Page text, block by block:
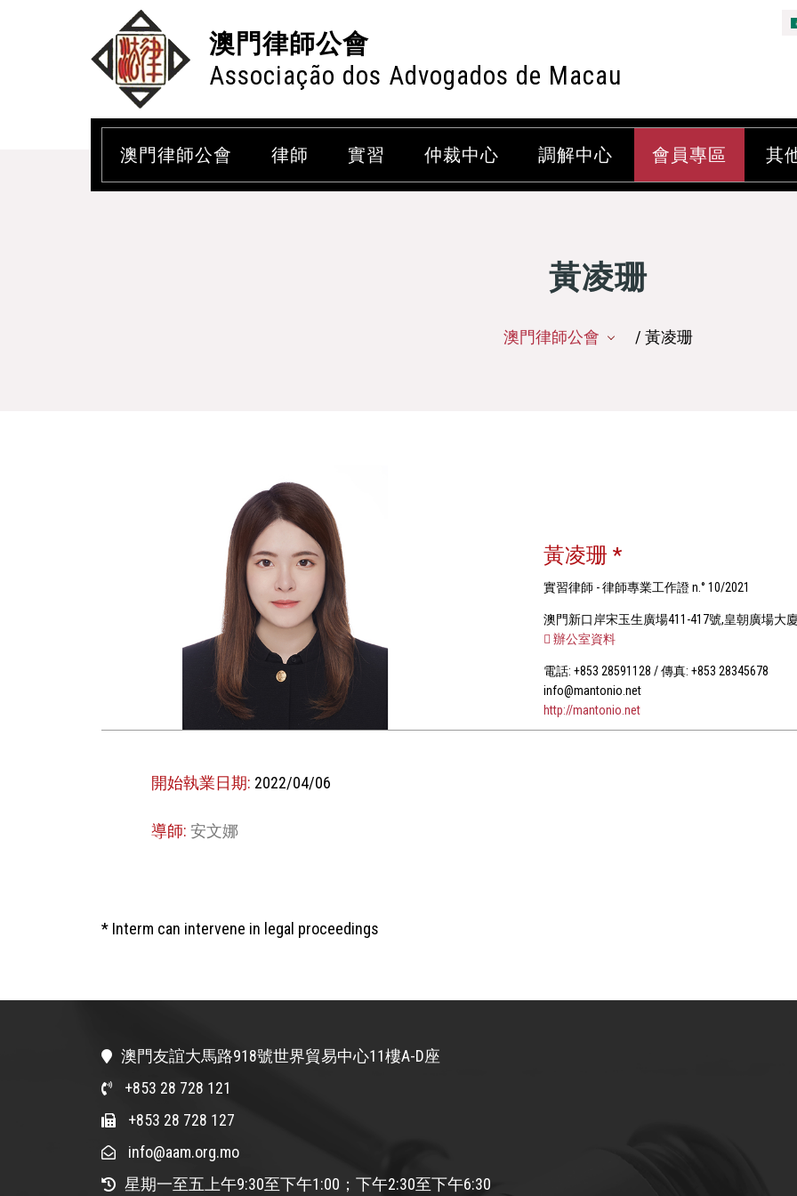
澳門律師公會
Associação dos Advogados de Macau
澳門律師公會 律師 實習 仲裁中心 調解中心 會員專區 其
黃凌珊
澳門律師公會 / 黃凌珊
黃凌珊 *
實習律師 - 律師專業工作證 n.° 10/2021
澳門新口岸宋玉生廣場411-417號,皇朝廣場大
辦公室資料
電話: +853 28591128 / 傳真: +853 28345678
info@mantonio.net
http://mantonio.net
開始執業日期: 2022/04/06
導師: 安文娜
* Interm can intervene in legal proceedings
澳門友誼大馬路918號世界貿易中心11樓A-D座
+853 28 728 121
+853 28 728 127
info@aam.org.mo
星期一至五上午9:30至下午1:00；下午2:30至下午6:30